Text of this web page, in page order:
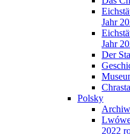
Jahr
Jahr
Der
Polsky
2022